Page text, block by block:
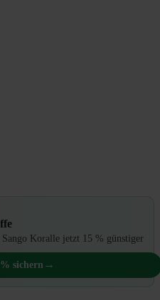
Koralle jetzt 15 % günstiger
sichern →